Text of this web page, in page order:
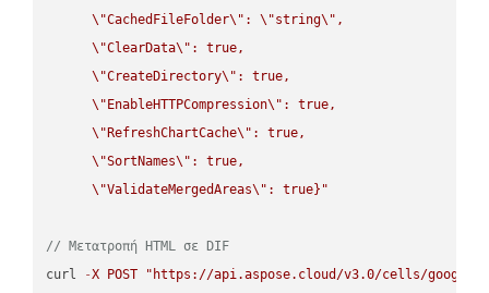
\"CachedFileFolder\" : \"string\" ,
\"ClearData\" : true,
\"CreateDirectory\" : true,
\" EnableHTTPCompression\" : true,
\" RefreshChartCache\" : true,
\"SortNames\" : true,
\"ValidateMergedAreas\" : true}"
// Μετατροπή HTML σε DIF
curl
-X POST
"https://api.aspose.cloud/v3.0/cells/